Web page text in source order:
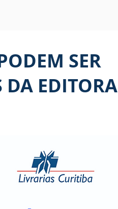
SER
DA EDITORA